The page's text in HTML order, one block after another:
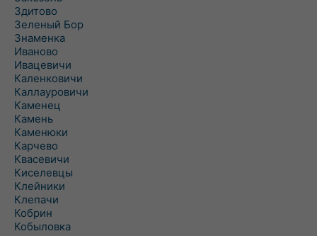
Здитово
Зеленый Бор
Знаменка
Иваново
Ивацевичи
Каленковичи
Каллауровичи
Каменец
Камень
Каменюки
Карчево
Квасевичи
Киселевцы
Клейники
Клепачи
Кобрин
Кобыловка